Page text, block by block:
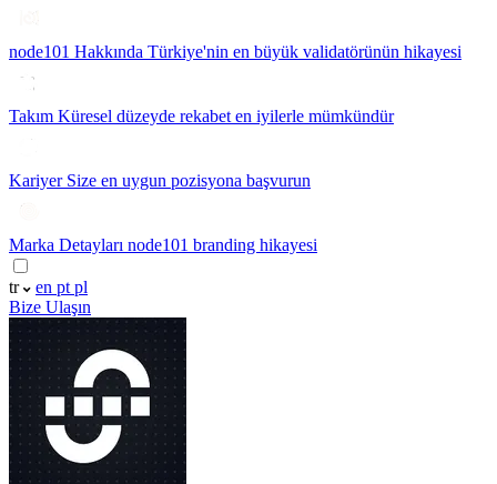
node101 Hakkında Türkiye'nin en büyük validatörünün hikayesi
Takım Küresel düzeyde rekabet en iyilerle mümkündür
Kariyer Size en uygun pozisyona başvurun
Marka Detayları node101 branding hikayesi
tr en pt pl
Bize Ulaşın